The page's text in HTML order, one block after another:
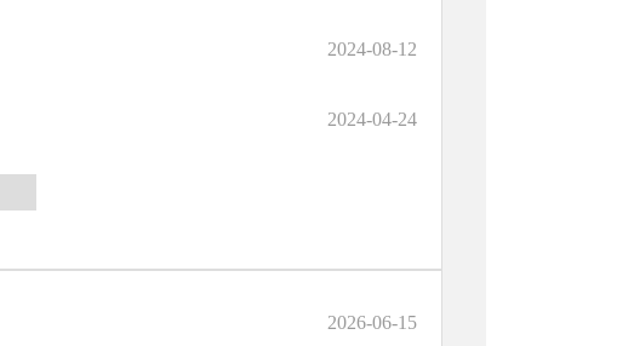
2024-08-12
2024-04-24
2026-06-15